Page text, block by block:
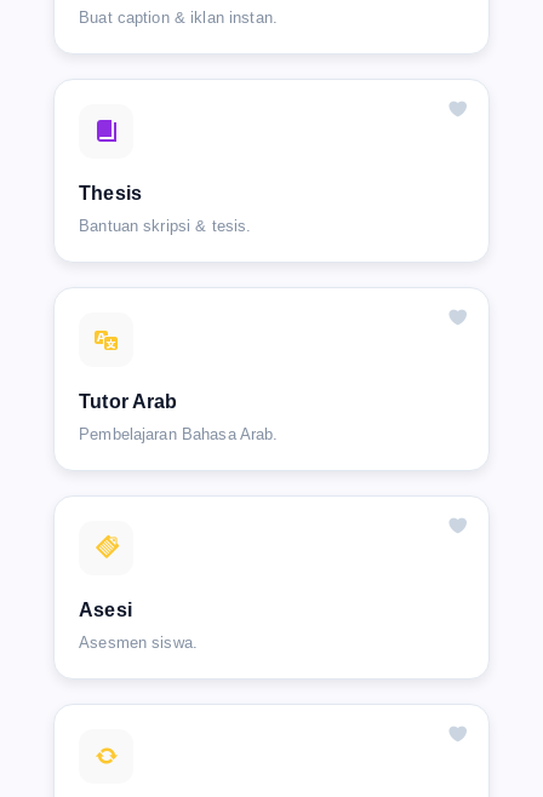
Buat caption & iklan instan.
Thesis
Bantuan skripsi & tesis.
Tutor Arab
Pembelajaran Bahasa Arab.
Asesi
Asesmen siswa.